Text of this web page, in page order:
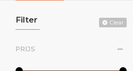
Filter Clear
PRIJS